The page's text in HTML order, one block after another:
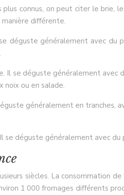
connus, on peut citer le
différente.
déguste généralement avec
se déguste généralement
noix ou en salade.
généralement en
se déguste généralement avec du
siècles. La consommation
1 000 fromages différents